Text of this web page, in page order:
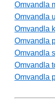
Omvandla
Omvandla
Omvandla
Omvandla
Omvandla
Omvandla
Omvandla